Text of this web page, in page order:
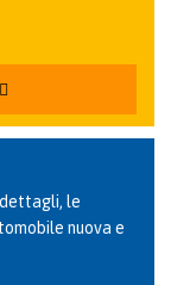
dettagli, le
nuova e